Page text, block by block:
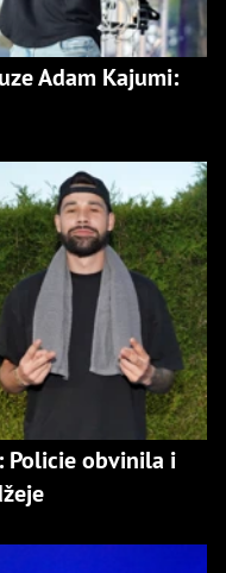
Adam Kajumi:
Policie obvinila i